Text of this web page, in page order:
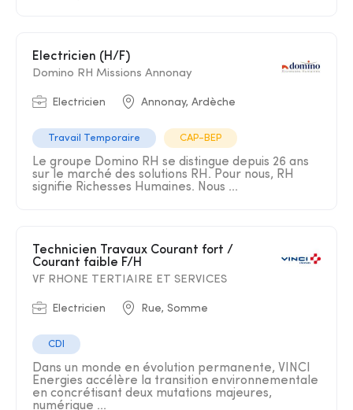
Electricien (H/F)
Domino RH Missions Annonay
Electricien Annonay, Ardèche
Travail Temporaire CAP-BEP
Le groupe Domino RH se distingue depuis 26 ans
sur le marché des solutions RH. Pour nous, RH
signifie Richesses Humaines. Nous ...
Courant faible F/H
VF RHONE TERTIAIRE ET SERVICES
Electricien Rue, Somme
CDI
Dans un monde en évolution permanente, VINCI
Energies accélère la transition environnementale
en concrétisant deux mutations majeures,
numérique ...